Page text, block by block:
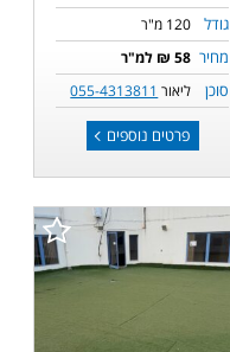
גודל 120 מ"ר
מחיר 58 ₪ למ"ר
סוכן ליאור 055-4313811
פרטים נוספים